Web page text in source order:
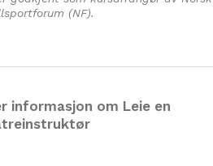
(NF).
informasjon om Leie en